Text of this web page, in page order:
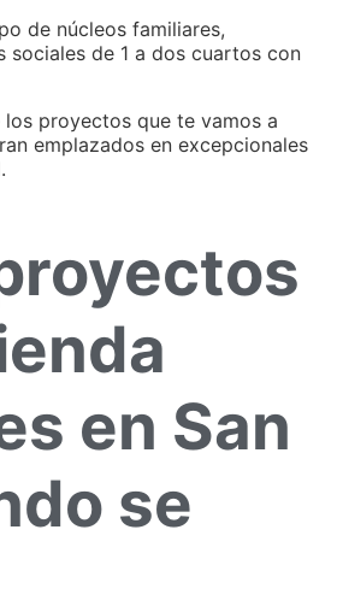
de núcleos familiares,
sociales de 1 a dos cuartos con
proyectos que te vamos a
emplazados en excepcionales
en San
se